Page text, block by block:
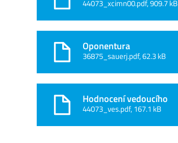
44073_xcimn00.pdf, 909.7 kB
Oponentura
36875_sauerj.pdf, 62.3 kB
Hodnocení vedoucího
44073_ves.pdf, 167.1 kB